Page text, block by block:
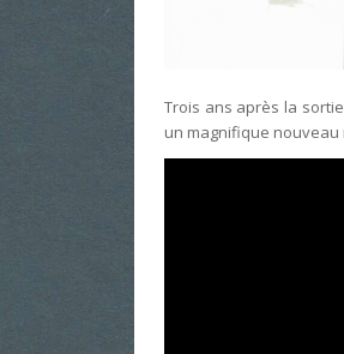
Trois ans après la
un magnifique nouveau